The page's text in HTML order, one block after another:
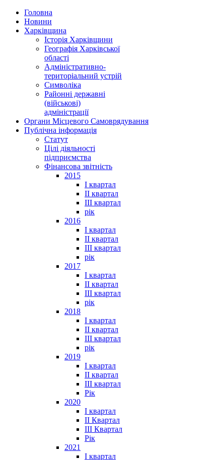
Головна
Новини
Харківщина
Історія Харківщини
Географія Харківської
області
Адміністративно-
територіальний устрій
Символіка
Районні державні
(військові)
адміністрації
Органи Місцевого Самоврядування
Публічна інформація
Статут
Цілі діяльності
підприємства
Фінансова звітність
2015
I квартал
II квартал
III квартал
рік
2016
I квартал
II квартал
III квартал
рік
2017
I квартал
II квартал
III квартал
рік
2018
I квартал
II квартал
III квартал
рік
2019
I квартал
II квартал
III квартал
Рік
2020
I квартал
II Квартал
III Квартал
Рік
2021
I квартал